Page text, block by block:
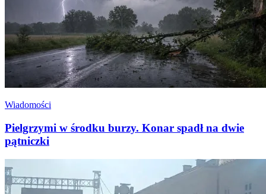
Wiadomości
Pielgrzymi w środku burzy. Konar spadł na dwie
pątniczki